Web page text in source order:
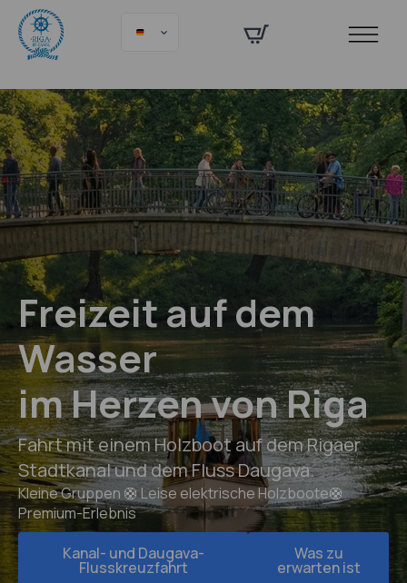
Freizeit auf dem
Wasser
im Herzen von Riga
Fahrt mit einem Holzboot auf dem Rigaer
Stadtkanal und dem Fluss Daugava.
Kleine Gruppen 🛟 Leise elektrische Holzboote🛟
Premium-Erlebnis
Kanal- und Daugava-
Flusskreuzfahrt
Was zu
erwarten ist